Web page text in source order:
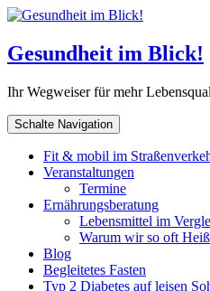
Gesundheit im Blick!
Ihr Wegweiser für mehr
Schalte Navigation
Fit & mobil im
Veranstaltungen
Termine
Ernährungsberatung
Lebensmittel im
Warum wir so oft
Blog
Begleitetes Fasten
Typ 2 Diabetes auf leisen